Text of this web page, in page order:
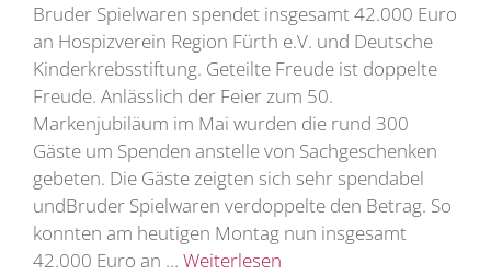
Bruder Spielwaren spendet insgesamt 42.000 Euro
an Hospizverein Region Fürth e.V. und Deutsche
Kinderkrebsstiftung. Geteilte Freude ist doppelte
Freude. Anlässlich der Feier zum 50.
Markenjubiläum im Mai wurden die rund 300
Gäste um Spenden anstelle von Sachgeschenken
gebeten. Die Gäste zeigten sich sehr spendabel
undBruder Spielwaren verdoppelte den Betrag. So
konnten am heutigen Montag nun insgesamt
42.000 Euro an … Weiterlesen